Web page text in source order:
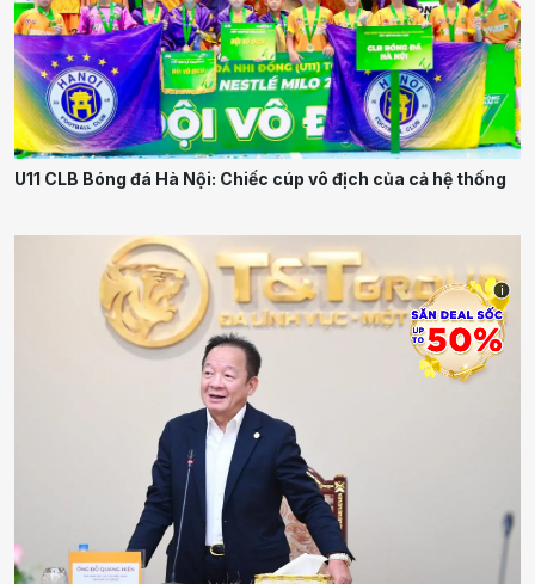
U11 CLB Bóng đá Hà Nội: Chiếc cúp vô địch của cả hệ thống
i